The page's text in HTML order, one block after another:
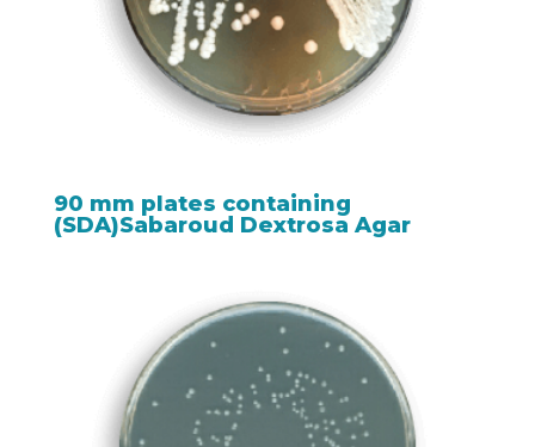
90 mm plates containing
(SDA)Sabaroud Dextrosa Agar